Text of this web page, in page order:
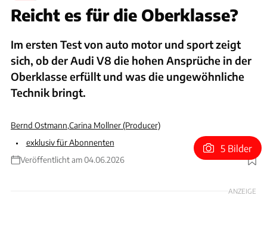
Reicht es für die Oberklasse?
Im ersten Test von auto motor und sport zeigt
sich, ob der Audi V8 die hohen Ansprüche in der
Oberklasse erfüllt und was die ungewöhnliche
Technik bringt.
Bernd Ostmann,Carina Mollner (Producer)
exklusiv für Abonnenten
Veröffentlicht am 04.06.2026
Foto: Hans-Dieter Seufert
5 Bilder
ANZEIGE